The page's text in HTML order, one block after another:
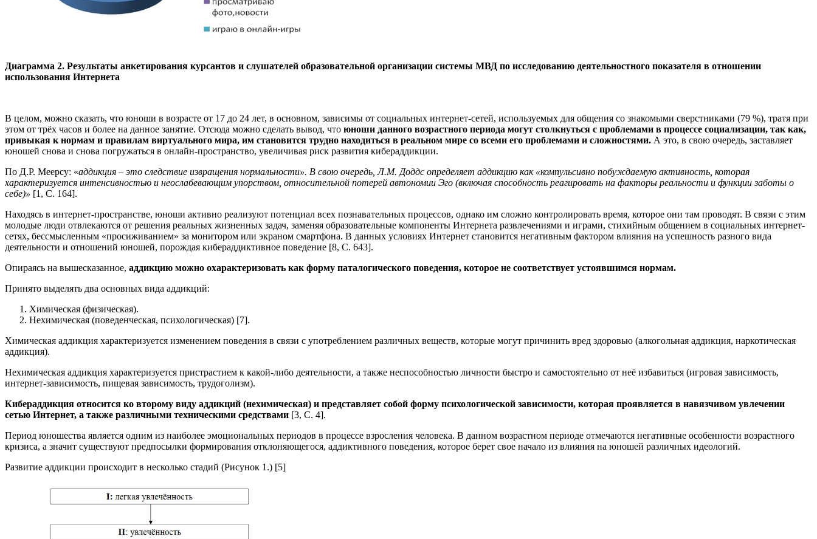
Диаграмма 2. Результаты анкетирования курсантов и слушателей образовательной организации системы МВД по исследованию деятельностного показателя в отношении
использования Интернета
В целом, можно сказать, что юноши в возрасте от 17 до 24 лет, в основном, зависимы от социальных интернет-сетей, используемых для общения со знакомыми сверстниками (79 %), тратя при
этом от трёх часов и более на данное занятие. Отсюда можно сделать вывод, что юноши данного возрастного периода могут столкнуться с проблемами в процессе социализации, так как,
привыкая к нормам и правилам виртуального мира, им становится трудно находиться в реальном мире со всеми его проблемами и сложностями. А это, в свою очередь, заставляет
юношей снова и снова погружаться в онлайн-пространство, увеличивая риск развития кибераддикции.
По Д.Р. Меерсу: «аддикция – это следствие извращения нормальности». В свою очередь, Л.М. Доддс определяет аддикцию как «компульсивно побуждаемую активность, которая
характеризуется интенсивностью и неослабевающим упорством, относительной потерей автономии Эго (включая способность реагировать на факторы реальности и функции заботы о
себе)» [1, С. 164].
Находясь в интернет-пространстве, юноши активно реализуют потенциал всех познавательных процессов, однако им сложно контролировать время, которое они там проводят. В связи с этим
молодые люди отвлекаются от решения реальных жизненных задач, заменяя образовательные компоненты Интернета развлечениями и играми, стихийным общением в социальных интернет-
сетях, бессмысленным «просиживанием» за монитором или экраном смартфона. В данных условиях Интернет становится негативным фактором влияния на успешность разного вида
деятельности и отношений юношей, порождая кибераддиктивное поведение [8, С. 643].
Опираясь на вышесказанное, аддикцию можно охарактеризовать как форму паталогического поведения, которое не соответствует устоявшимся нормам.
Принято выделять два основных вида аддикций:
Химическая (физическая).
Нехимическая (поведенческая, психологическая) [7].
Химическая аддикция характеризуется изменением поведения в связи с употреблением различных веществ, которые могут причинить вред здоровью (алкогольная аддикция, наркотическая
аддикция).
Нехимическая аддикция характеризуется пристрастием к какой-либо деятельности, а также неспособностью личности быстро и самостоятельно от неё избавиться (игровая зависимость,
интернет-зависимость, пищевая зависимость, трудоголизм).
Кибераддикция относится ко второму виду аддикций (нехимическая) и представляет собой форму психологической зависимости, которая проявляется в навязчивом увлечении
сетью Интернет, а также различными техническими средствами [3, С. 4].
Период юношества является одним из наиболее эмоциональных периодов в процессе взросления человека. В данном возрастном периоде отмечаются негативные особенности возрастного
кризиса, а значит существуют предпосылки формирования отклоняющегося, аддиктивного поведения, которое берет свое начало из влияния на юношей различных идеологий.
Развитие аддикции происходит в несколько стадий (Рисунок 1.) [5]